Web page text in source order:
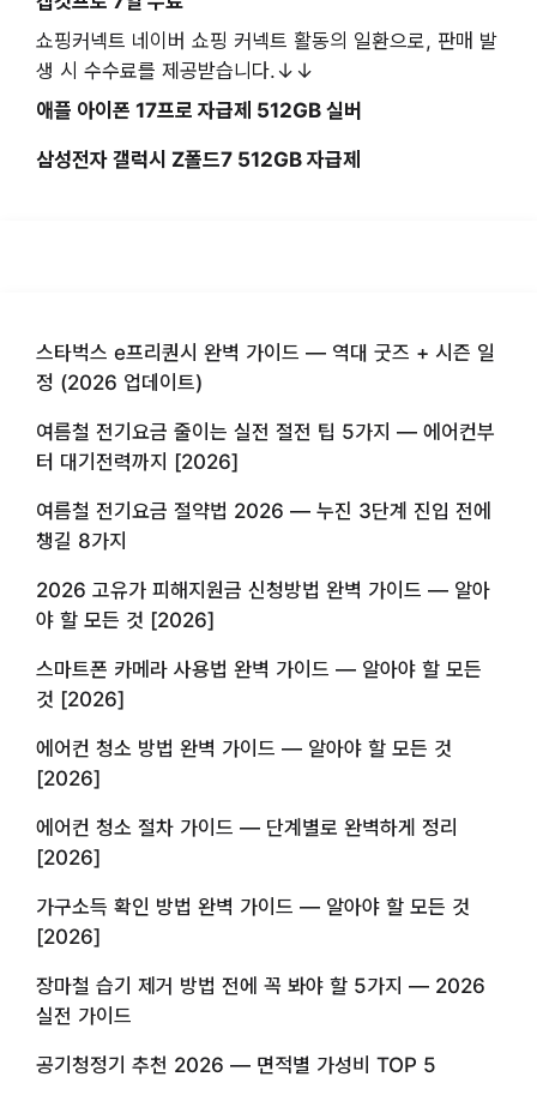
쇼핑커넥트 네이버 쇼핑 커넥트 활동의 일환으로, 판매 발
생 시 수수료를 제공받습니다.↓↓
애플 아이폰 17프로 자급제 512GB 실버
삼성전자 갤럭시 Z폴드7 512GB 자급제
스타벅스 e프리퀀시 완벽 가이드 — 역대 굿즈 + 시즌 일
정 (2026 업데이트)
여름철 전기요금 줄이는 실전 절전 팁 5가지 — 에어컨부
터 대기전력까지 [2026]
여름철 전기요금 절약법 2026 — 누진 3단계 진입 전에
챙길 8가지
2026 고유가 피해지원금 신청방법 완벽 가이드 — 알아
야 할 모든 것 [2026]
스마트폰 카메라 사용법 완벽 가이드 — 알아야 할 모든
것 [2026]
에어컨 청소 방법 완벽 가이드 — 알아야 할 모든 것
[2026]
에어컨 청소 절차 가이드 — 단계별로 완벽하게 정리
[2026]
가구소득 확인 방법 완벽 가이드 — 알아야 할 모든 것
[2026]
장마철 습기 제거 방법 전에 꼭 봐야 할 5가지 — 2026
실전 가이드
공기청정기 추천 2026 — 면적별 가성비 TOP 5